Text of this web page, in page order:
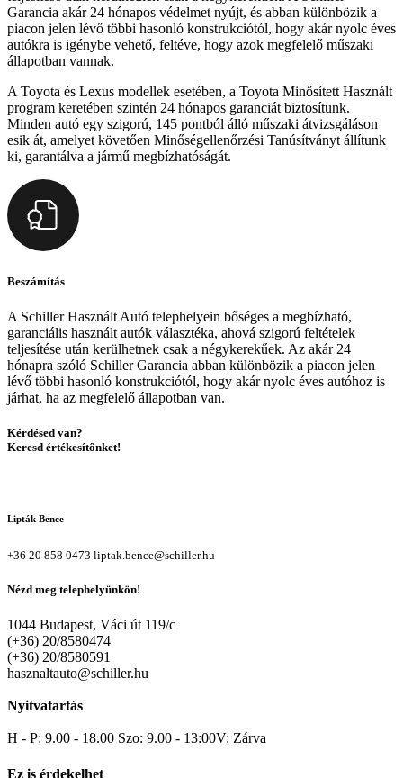
Garancia akár 24 hónapos védelmet nyújt, és abban különbözik a
piacon jelen lévő többi hasonló konstrukciótól, hogy akár nyolc éves
autókra is igénybe vehető, feltéve, hogy azok megfelelő műszaki
állapotban vannak.
A Toyota és Lexus modellek esetében, a Toyota Minősített Használt
program keretében szintén 24 hónapos garanciát biztosítunk.
Minden autó egy szigorú, 145 pontból álló műszaki átvizsgáláson
esik át, amelyet követően Minőségellenőrzési Tanúsítványt állítunk
ki, garantálva a jármű megbízhatóságát.
Beszámítás
A Schiller Használt Autó telephelyein bőséges a megbízható,
garanciális használt autók választéka, ahová szigorú feltételek
teljesítése után kerülhetnek csak a négykerekűek. Az akár 24
hónapra szóló Schiller Garancia abban különbözik a piacon jelen
lévő többi hasonló konstrukciótól, hogy akár nyolc éves autóhoz is
járhat, ha az megfelelő állapotban van.
Kérdésed van?
Keresd értékesítőnket!
Lipták Bence
+36 20 858 0473 liptak.bence@schiller.hu
Nézd meg telephelyünkön!
1044 Budapest, Váci út 119/c
(+36) 20/8580474
(+36) 20/8580591
hasznaltauto@schiller.hu
Nyitvatartás
H - P: 9.00 - 18.00 Szo: 9.00 - 13:00V: Zárva
Ez is érdekelhet